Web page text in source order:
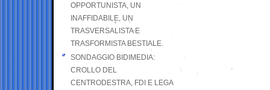
OPPORTUNISTA, UN
INAFFIDABILE, UN
TRASVERSALISTA E
TRASFORMISTA BESTIALE.
SONDAGGIO BIDIMEDIA:
CROLLO DEL
CENTRODESTRA, FDI E LEGA